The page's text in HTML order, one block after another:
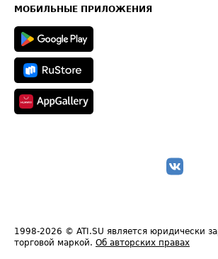
Техническая информация
МОБИЛЬНЫЕ ПРИЛОЖЕНИЯ
1998-2026 © ATI.SU является юридически
торговой маркой. Об авторских правах